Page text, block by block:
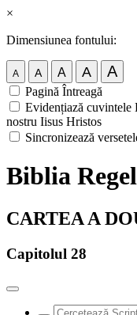
×
Dimensiunea fontului:
A A A A A
Pagină Întreagă
Evidențiază cuvintele
nostru Iisus Hristos
Sincronizează
Biblia
CARTEA A
Capitolul 28